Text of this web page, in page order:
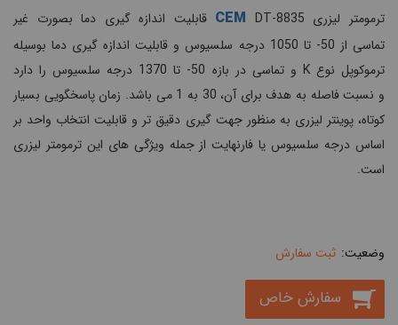
ترمومتر لیزری CEM DT-8835 قابلیت اندازه گیری دما بصورت غیر
تماسی از 50- تا 1050 درجه سلسیوس و قابلیت اندازه گیری دما بوسیله
ترموکوپل نوع K و تماسی در بازه 50- تا 1370 درجه سلسیوس را دارد
و نسبت فاصله به هدف برای آن، 30 به 1 می باشد. زمان پاسخگویی بسیار
کوتاه، پوینتر لیزری به منظور جهت گیری دقیق تر و قابلیت انتخاب واحد بر
اساس درجه سلسیوس یا فارنهایت از جمله ویژگی های این ترمومتر لیزری
است.
ثبت سفارش
سفارش خاص